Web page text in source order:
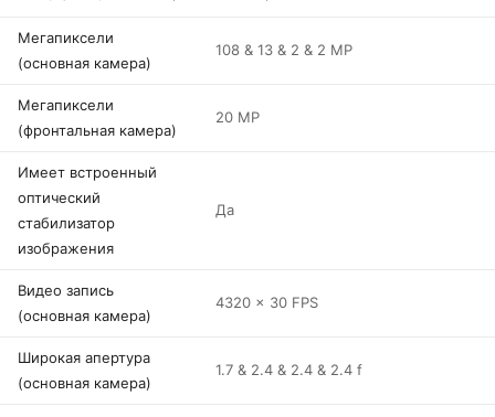
Мегапиксели
(основная камера)
108 & 13 & 2 & 2 MP
Мегапиксели
(фронтальная камера)
20 MP
Имеет встроенный
оптический
стабилизатор
изображения
Да
Видео запись
(основная камера)
4320 x 30 FPS
Широкая апертура
(основная камера)
1.7 & 2.4 & 2.4 & 2.4 f